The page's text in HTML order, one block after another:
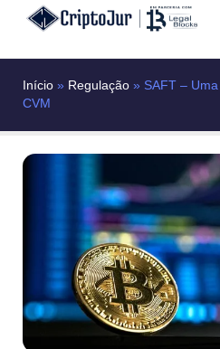
Início » Regulação » SAFT –
CVM